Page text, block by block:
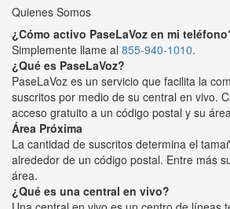
Quienes Somos
¿Cómo activo PaseLaVoz en mi
Simplemente llame al 855-940-1010.
¿Qué es PaseLaVoz?
PaseLaVoz es un servicio que facilita la
suscritos por medio de su central en vivo.
acceso gratuito a un código postal y su
Área Próxima
La cantidad de suscritos determina el
alrededor de un código postal. Entre más
área.
¿Qué es una central en vivo?